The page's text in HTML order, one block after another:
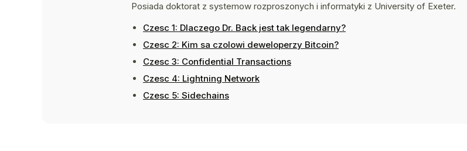
Posiada doktorat z systemow rozproszonych i informatyki z University of Exeter.
Czesc 1: Dlaczego Dr. Back jest tak legendarny?
Czesc 2: Kim sa czolowi deweloperzy Bitcoin?
Czesc 3: Confidential Transactions
Czesc 4: Lightning Network
Czesc 5: Sidechains